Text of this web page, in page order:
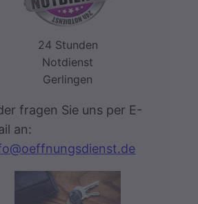
24 Stunden
Notdienst
Gerlingen
fragen Sie uns per E-
an: